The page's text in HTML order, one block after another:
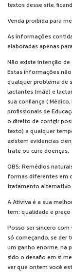
textos desse site,
Venda proibida para
As informações
elaboradas apenas
Não existe intenção
Estas informações
qualquer problema de
lactantes (mãe) e
sua confiança (
profissionais de
o direito de corrigir
texto) a qualquer
existem evidencias
trate ou cure doenças.
OBS: Remédios
formas diferentes em
tratamento alternativo
A Ativiva é a sua
tem: qualidade e
Posso ser sincero
só começando, se der
um ganho enorme, na
sido o desafio em si
ver que ontem você